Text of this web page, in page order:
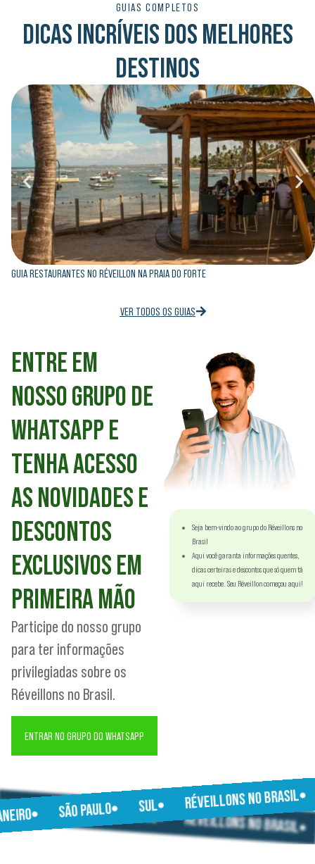
GUIA RESTAURANTES NO RÉVEILLON NA PRAIA DO FORTE
VER TODOS OS GUIAS
GUIAS COMPLETOS
DICAS INCRÍVEIS DOS MELHORES
DESTINOS
ENTRE EM
NOSSO GRUPO DE
WHATSAPP E
TENHA ACESSO
AS NOVIDADES E
DESCONTOS
EXCLUSIVOS EM
PRIMEIRA MÃO
Participe do nosso grupo
para ter informações
privilegiadas sobre os
Réveillons no Brasil.
ENTRAR NO GRUPO DO WHATSAPP
Seja bem-vindo ao grupo do Réveillons no
Brasil
Aqui você garanta informações quentes,
dicas certeiras e descontos que só quem tá
aqui recebe. Seu Réveillon começou aqui!
SÃO PAULO SUL RÉVEILLONS NO BRASIL
SÃO PAULO SUL RÉVEILLONS NO BRASIL